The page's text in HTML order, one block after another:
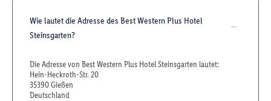
Wie lautet die Adresse des Best Western Plus Hotel
Steinsgarten?
Die Adresse von Best Western Plus Hotel Steinsgarten lautet:
Hein-Heckroth-Str. 20
35390 Gießen
Deutschland